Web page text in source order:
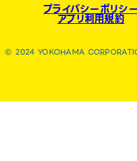
プライバシーポリシー
アプリ利用規約
© 2024 YOKOHAMA